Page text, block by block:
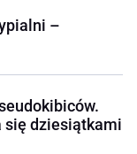
–
się dziesiątkami